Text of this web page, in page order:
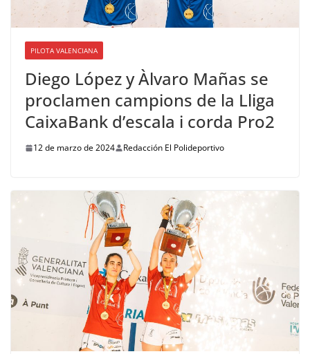
PILOTA VALENCIANA
Diego López y Àlvaro Mañas se
proclamen campions de la Lliga
CaixaBank d’escala i corda Pro2
12 de marzo de 2024 Redacción El Polideportivo